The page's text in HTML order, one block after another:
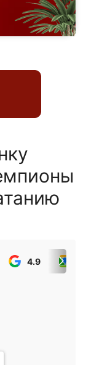
4.9